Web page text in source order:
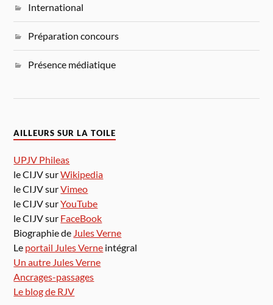
International
Préparation concours
Présence médiatique
AILLEURS SUR LA TOILE
UPJV Phileas
le CIJV surWikipedia
le CIJV surVimeo
le CIJV surYouTube
le CIJV sur FaceBook
Biographie de Jules Verne
Le portail Jules Verne intégral
Un autre Jules Verne
Ancrages-passages
Le blog de RJV